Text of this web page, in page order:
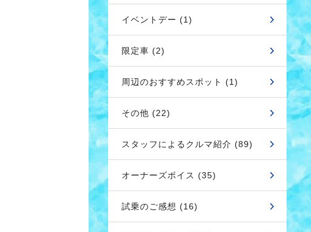
イベントデー (1)
限定車 (2)
周辺のおすすめスポット (1)
その他 (22)
スタッフによるクルマ紹介 (89)
オーナーズボイス (35)
試乗のご感想 (16)